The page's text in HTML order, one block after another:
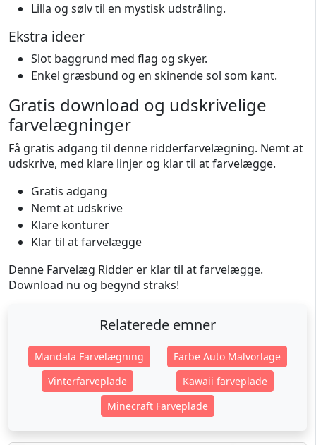
Lilla og sølv til en mystisk udstråling.
Ekstra ideer
Slot baggrund med flag og skyer.
Enkel græsbund og en skinende sol som kant.
Gratis download og udskrivelige
farvelægninger
Få gratis adgang til denne ridderfarvelægning. Nemt at
udskrive, med klare linjer og klar til at farvelægge.
Gratis adgang
Nemt at udskrive
Klare konturer
Klar til at farvelægge
Denne Farvelæg Ridder er klar til at farvelægge.
Download nu og begynd straks!
Relaterede emner
Mandala Farvelægning
Farbe Auto Malvorlage
Vinterfarveplade
Kawaii farveplade
Minecraft Farveplade